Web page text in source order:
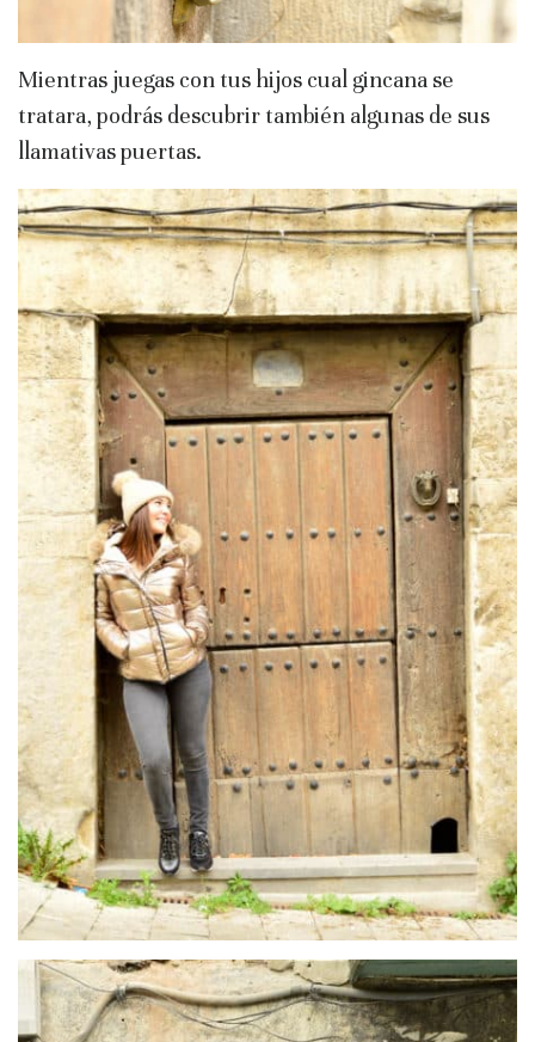
Mientras juegas con tus hijos cual gincana se
tratara, podrás descubrir también algunas de sus
llamativas puertas.